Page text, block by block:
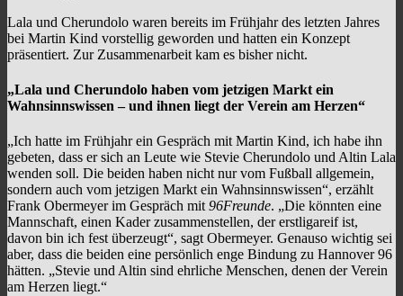
Lala und Cherundolo waren bereits im Frühjahr des letzten Jahres
bei Martin Kind vorstellig geworden und hatten ein Konzept
präsentiert. Zur Zusammenarbeit kam es bisher nicht.
„Lala und Cherundolo haben vom jetzigen Markt ein
Wahnsinnswissen – und ihnen liegt der Verein am Herzen“
„Ich hatte im Frühjahr ein Gespräch mit Martin Kind, ich habe ihn
gebeten, dass er sich an Leute wie Stevie Cherundolo und Altin Lala
wenden soll. Die beiden haben nicht nur vom Fußball allgemein,
sondern auch vom jetzigen Markt ein Wahnsinnswissen“, erzählt
Frank Obermeyer im Gespräch mit 96Freunde. „Die könnten eine
Mannschaft, einen Kader zusammenstellen, der erstligareif ist,
davon bin ich fest überzeugt“, sagt Obermeyer. Genauso wichtig sei
aber, dass die beiden eine persönlich enge Bindung zu Hannover 96
hätten. „Stevie und Altin sind ehrliche Menschen, denen der Verein
am Herzen liegt.“